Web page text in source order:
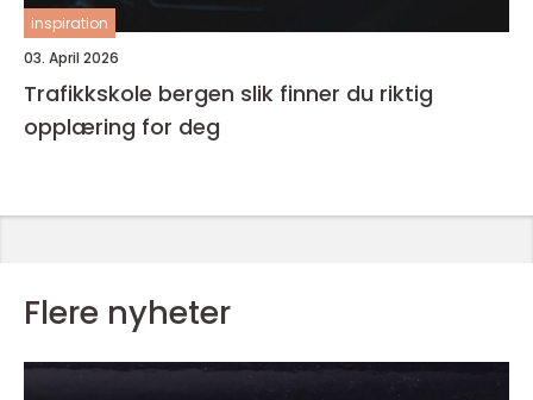
inspiration
03. April 2026
Trafikkskole bergen slik finner du riktig
opplæring for deg
Flere nyheter